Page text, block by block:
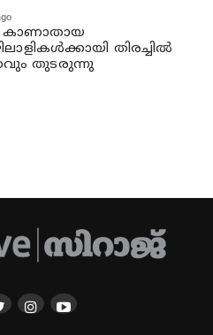
കാണാതായ
തിരച്ചിൽ
തുടരുന്നു